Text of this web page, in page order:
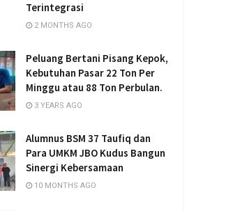
Terintegrasi
2 MONTHS AGO
Peluang Bertani Pisang Kepok,
Kebutuhan Pasar 22 Ton Per
Minggu atau 88 Ton Perbulan.
3 YEARS AGO
Alumnus BSM 37 Taufiq dan
Para UMKM JBO Kudus Bangun
Sinergi Kebersamaan
10 MONTHS AGO